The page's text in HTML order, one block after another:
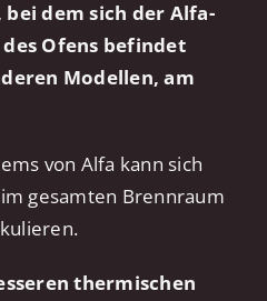
dem sich der Alfa-
Ofens befindet
Modellen, am
von Alfa kann sich
gesamten Brennraum
thermischen